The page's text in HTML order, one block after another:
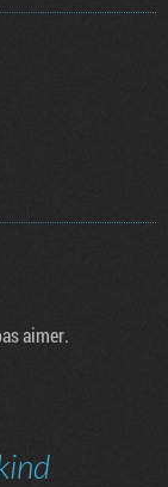
aimer.